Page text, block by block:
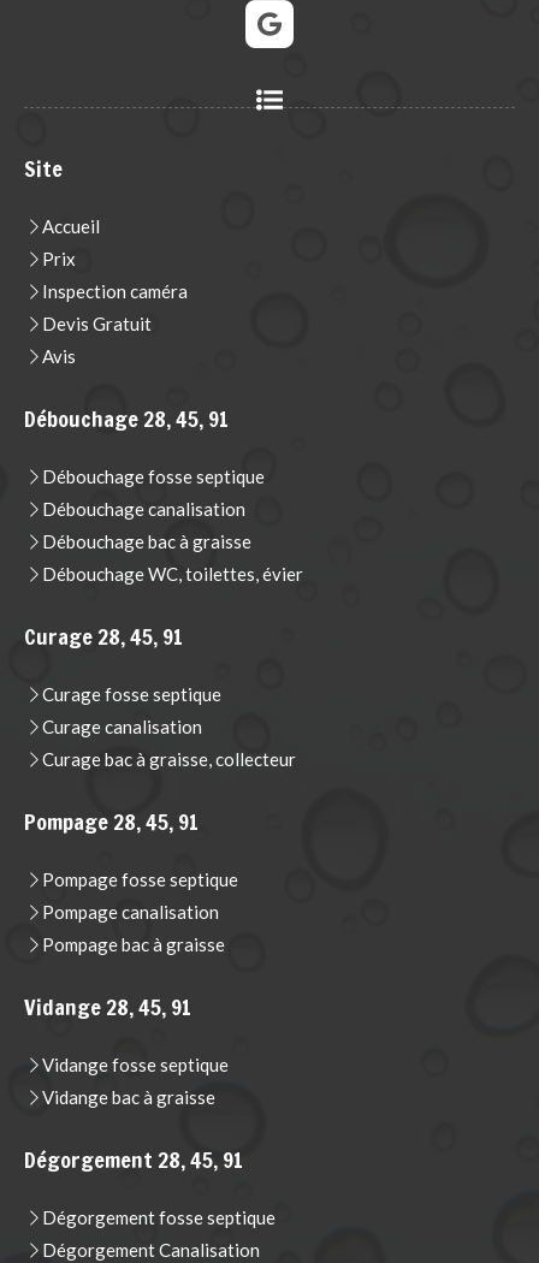
Site
Accueil
Prix
Inspection caméra
Devis Gratuit
Avis
Débouchage 28, 45, 91
Débouchage fosse septique
Débouchage canalisation
Débouchage bac à graisse
Débouchage WC, toilettes, évier
Curage 28, 45, 91
Curage fosse septique
Curage canalisation
Curage bac à graisse, collecteur
Pompage 28, 45, 91
Pompage fosse septique
Pompage canalisation
Pompage bac à graisse
Vidange 28, 45, 91
Vidange fosse septique
Vidange bac à graisse
Dégorgement 28, 45, 91
Dégorgement fosse septique
Dégorgement Canalisation